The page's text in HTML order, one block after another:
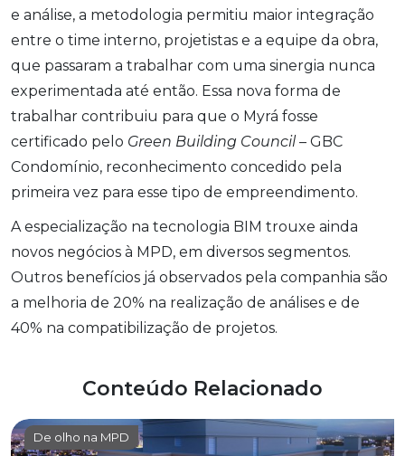
e análise, a metodologia permitiu maior integração
entre o time interno, projetistas e a equipe da obra,
que passaram a trabalhar com uma sinergia nunca
experimentada até então. Essa nova forma de
trabalhar contribuiu para que o Myrá fosse
certificado pelo Green Building Council – GBC
Condomínio, reconhecimento concedido pela
primeira vez para esse tipo de empreendimento.
A especialização na tecnologia BIM trouxe ainda
novos negócios à MPD, em diversos segmentos.
Outros benefícios já observados pela companhia são
a melhoria de 20% na realização de análises e de
40% na compatibilização de projetos.
Conteúdo Relacionado
De olho na MPD